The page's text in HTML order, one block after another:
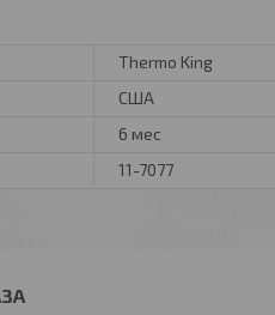
Thermo King
США
6 мес
11-7077